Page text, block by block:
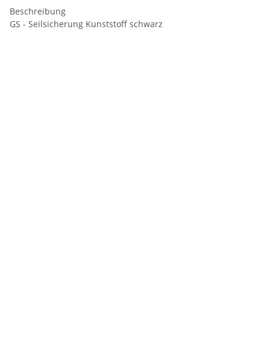
Beschreibung
GS - Seilsicherung Kunststoff schwarz